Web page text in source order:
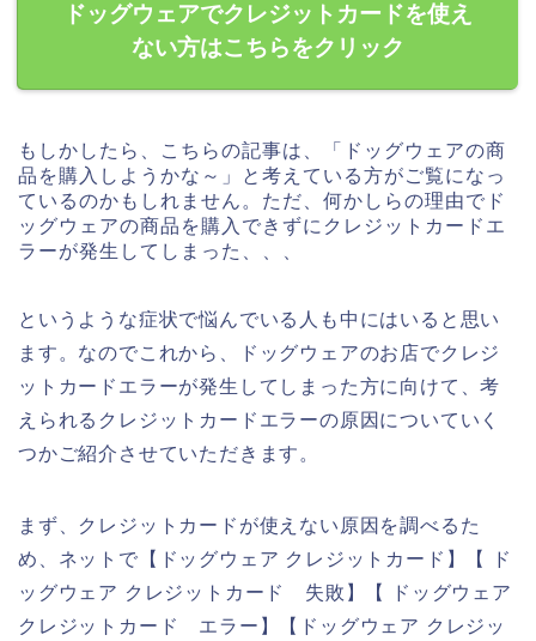
ドッグウェアでクレジットカードを使え
ない方はこちらをクリック
もしかしたら、こちらの記事は、「ドッグウェアの商
品を購入しようかな～」と考えている方がご覧になっ
ているのかもしれません。ただ、何かしらの理由でド
ッグウェアの商品を購入できずにクレジットカードエ
ラーが発生してしまった、、、
というような症状で悩んでいる人も中にはいると思い
ます。なのでこれから、ドッグウェアのお店でクレジ
ットカードエラーが発生してしまった方に向けて、考
えられるクレジットカードエラーの原因についていく
つかご紹介させていただきます。
まず、クレジットカードが使えない原因を調べるた
め、ネットで【ドッグウェア クレジットカード】【 ド
ッグウェア クレジットカード 失敗】【 ドッグウェア
クレジットカード エラー】【ドッグウェア クレジッ